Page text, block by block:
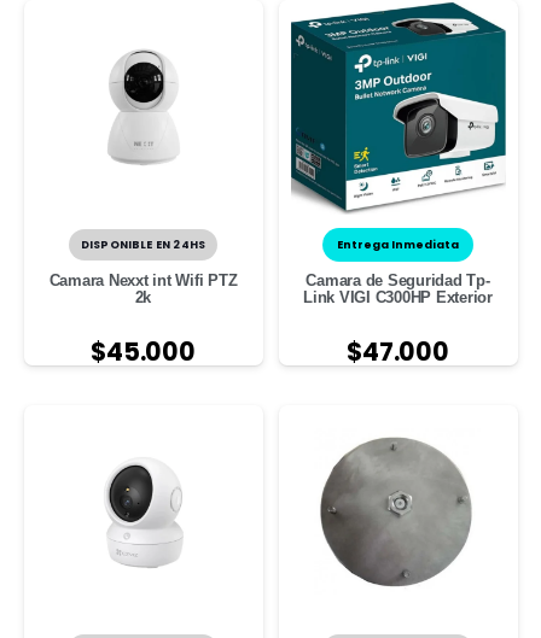
DISPONIBLE EN 24HS
Camara Nexxt int Wifi PTZ
2k
$45.000
Entrega Inmediata
Camara de Seguridad Tp-
Link VIGI C300HP Exterior
$47.000